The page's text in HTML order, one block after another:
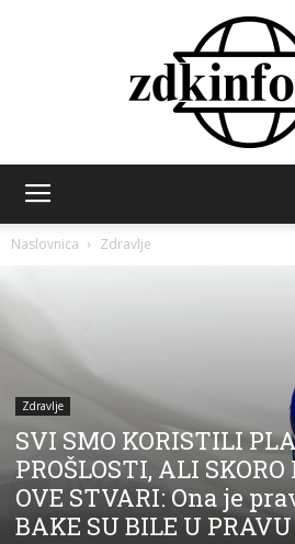
Naslovnica Zdravlje
Zdravlje
SVI SMO KORISTILI
PROŠLOSTI, ALI
OVE STVARI: Ona je
BAKE SU BILE U PRAVU